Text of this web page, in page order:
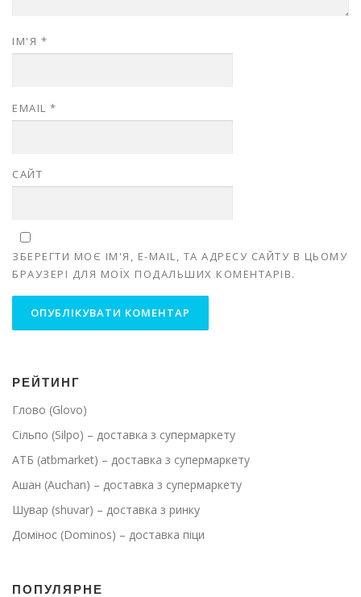
ІМ'Я *
EMAIL *
САЙТ
ЗБЕРЕГТИ МОЄ ІМ'Я, E-MAIL, ТА АДРЕСУ САЙТУ В ЦЬОМУ
БРАУЗЕРІ ДЛЯ МОЇХ ПОДАЛЬШИХ КОМЕНТАРІВ.
РЕЙТИНГ
Глово (Glovo)
Сільпо (Silpo) – доставка з супермаркету
АТБ (atbmarket) – доставка з супермаркету
Ашан (Auchan) – доставка з супермаркету
Шувар (shuvar) – доставка з ринку
Домінос (Dominos) – доставка піци
ПОПУЛЯРНЕ